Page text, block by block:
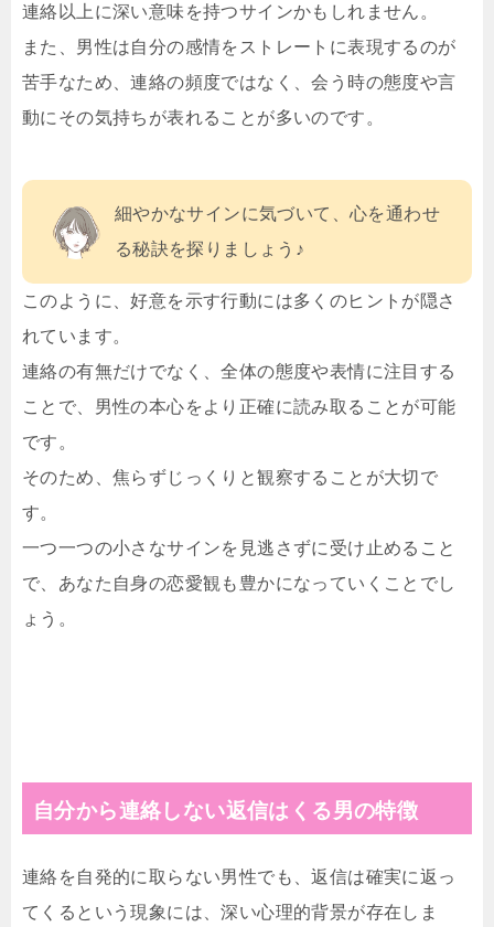
連絡以上に深い意味を持つサインかもしれません。
また、男性は自分の感情をストレートに表現するのが
苦手なため、連絡の頻度ではなく、会う時の態度や言
動にその気持ちが表れることが多いのです。
細やかなサインに気づいて、心を通わせ
る秘訣を探りましょう♪
このように、好意を示す行動には多くのヒントが隠さ
れています。
連絡の有無だけでなく、全体の態度や表情に注目する
ことで、男性の本心をより正確に読み取ることが可能
です。
そのため、焦らずじっくりと観察することが大切で
す。
一つ一つの小さなサインを見逃さずに受け止めること
で、あなた自身の恋愛観も豊かになっていくことでし
ょう。
自分から連絡しない返信はくる男の特徴
連絡を自発的に取らない男性でも、返信は確実に返っ
てくるという現象には、深い心理的背景が存在しま